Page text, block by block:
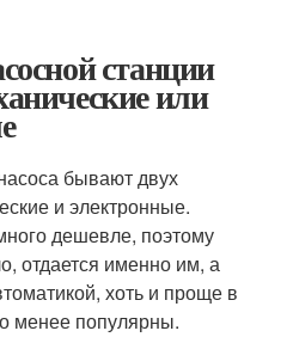
станции
или
бывают двух
и электронные.
дешевле, поэтому
отдается именно им, а
хоть и проще в
менее популярны.